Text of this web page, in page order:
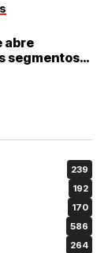
abre
segmentos
239
192
170
586
264